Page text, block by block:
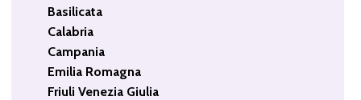
Basilicata
Calabria
Campania
Emilia Romagna
Friuli Venezia Giulia